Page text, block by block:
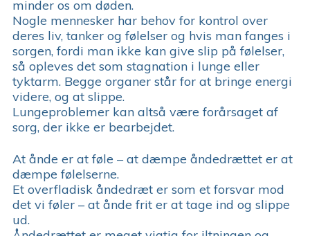
minder os om døden.
Nogle mennesker har behov for kontrol over
deres liv, tanker og følelser og hvis man fanges i
sorgen, fordi man ikke kan give slip på følelser,
så opleves det som stagnation i lunge eller
tyktarm. Begge organer står for at bringe energi
videre, og at slippe.
Lungeproblemer kan altså være forårsaget af
sorg, der ikke er bearbejdet.
At ånde er at føle – at dæmpe åndedrættet er at
dæmpe følelserne.
Et overfladisk åndedræt er som et forsvar mod
det vi føler – at ånde frit er at tage ind og slippe
ud.